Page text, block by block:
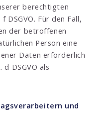
berechtigten
DSGVO. Für den Fall,
der betroffenen
Person eine
Daten erforderlich
DSGVO als
und